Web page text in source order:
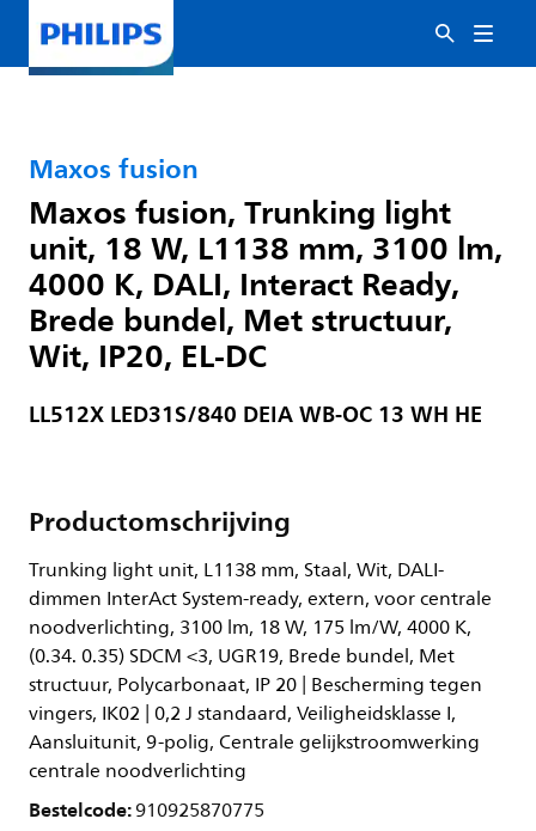
Maxos fusion
Maxos fusion, Trunking light
unit, 18 W, L1138 mm, 3100 lm,
4000 K, DALI, Interact Ready,
Brede bundel, Met structuur,
Wit, IP20, EL-DC
LL512X LED31S/840 DEIA WB-OC 13 WH HE
Productomschrijving
Trunking light unit, L1138 mm, Staal, Wit, DALI-
dimmen InterAct System-ready, extern, voor centrale
noodverlichting, 3100 lm, 18 W, 175 lm/W, 4000 K,
(0.34. 0.35) SDCM <3, UGR19, Brede bundel, Met
structuur, Polycarbonaat, IP 20 | Bescherming tegen
vingers, IK02 | 0,2 J standaard, Veiligheidsklasse I,
Aansluitunit, 9-polig, Centrale gelijkstroomwerking
centrale noodverlichting
Bestelcode:910925870775